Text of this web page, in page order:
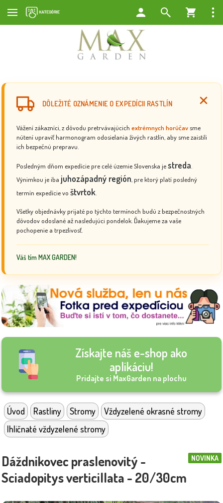
DÔLEŽITÉ OZNÁMENIE O EXPEDÍCII RASTLÍN
Vážení zákazníci, z dôvodu pretrvávajúcich extrémnych horúčav sme
nútení upraviť harmonogram odosielania živých rastlín, aby sme zaistili
ich bezpečnú prepravu.
Posledným dňom expedície pre celé územie Slovenska jestreda
Výnimkou je iba juhozápadný región , pre ktorý platí posledný
termín expedície vo štvrtok
Všetky objednávky prijaté po týchto termínoch budú z bezpečnostných
dôvodov odoslané až nasledujúci pondelok. Ďakujeme za vaše
pochopenie a trpezlivosť.
Váš tím MAX GARDEN!
Získajte náš e-shop ako
aplikáciu!
Pridajte si MaxGarden na plochu
Úvod Rastliny Stromy
Vždyzelené okrasné stromy
Ihličnaté vždyzelené stromy
NOVINKA
Dáždnikovec praslenovitý -
Sciadopitys verticillata - 20/30cm